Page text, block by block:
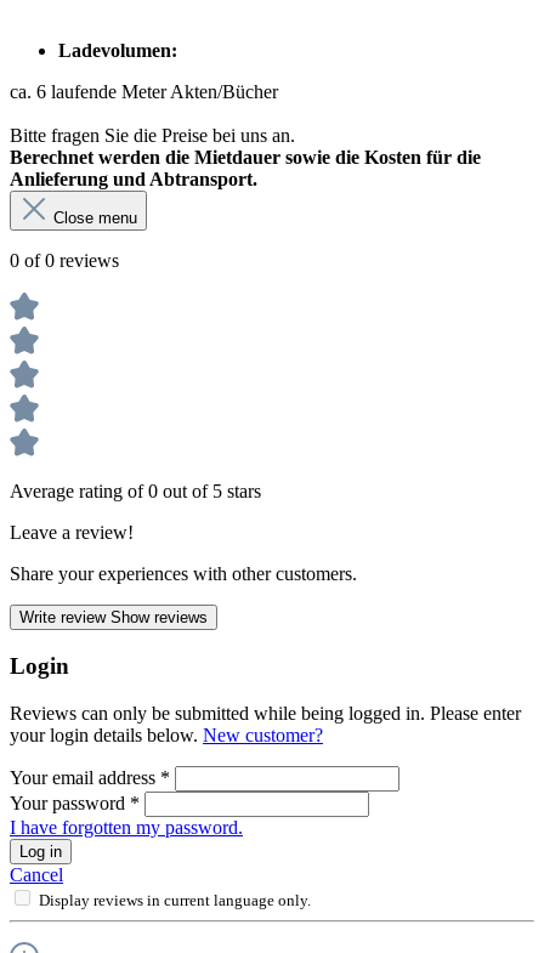
Ladevolumen:
ca. 6 laufende Meter Akten/Bücher
Bitte fragen Sie die Preise bei uns an.
Berechnet werden die Mietdauer sowie die Kosten für die
Anlieferung und Abtransport.
Close menu
0 of 0 reviews
Average rating of 0 out of 5 stars
Leave a review!
Share your experiences with other customers.
Write review Show reviews
Login
Reviews can only be submitted while being logged in. Please enter
your login details below. New customer?
Your email address *
Your password *
I have forgotten my password.
Log in
Cancel
Display reviews in current language only.